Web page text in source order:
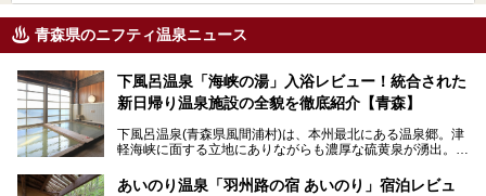
青森県のニフティ温泉ニュース
下風呂温泉「海峡の湯」入浴レビュー！統合された
新日帰り温泉施設の全貌を徹底紹介【青森】
下風呂温泉(青森県風間浦村)は、本州最北にある温泉郷。津
軽海峡に面する立地にありながらも濃厚な硫黄泉が湧出。良
泉ファンが訪れる温泉地です。
あいのり温泉「羽州路の宿 あいのり」宿泊レビュ